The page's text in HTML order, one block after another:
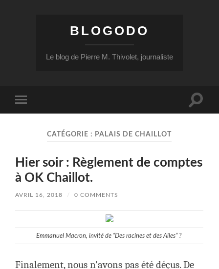
BLOGODO
Le blog de Pierre M. Thivolet, journaliste
mobile
Toggle
CATÉGORIE : PALAIS DE CHAILLOT
Hier soir : Règlement de comptes
à OK Chaillot.
AVRIL 16, 2018 / 0 COMMENTS
Emmanuel Macron, invité de “Des racines et des Ailes” ?
Finalement, nous n’avons pas été déçus. De